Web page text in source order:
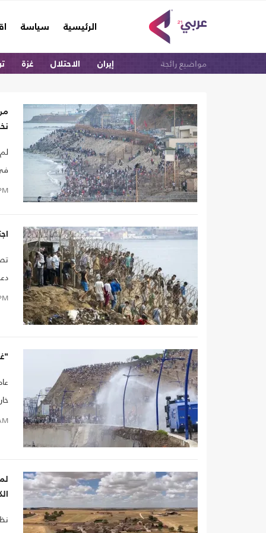
الرئيسية
(current) سياسة
مواضيع رائجة إيران الاحتلال غزة